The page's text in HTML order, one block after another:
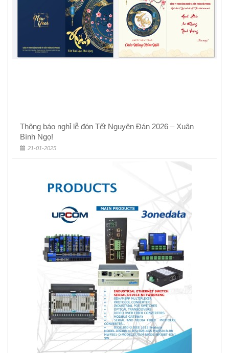
Thông báo nghỉ lễ đón Tết Nguyên Đán 2026 – Xuân
Bính Ngọ!
21-01-2025